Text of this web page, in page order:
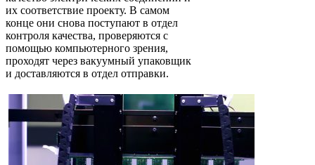
их соответствие проекту. В самом
конце они снова поступают в отдел
контроля качества, проверяются с
помощью компьютерного зрения,
проходят через вакуумный упаковщик
и доставляются в отдел отправки.